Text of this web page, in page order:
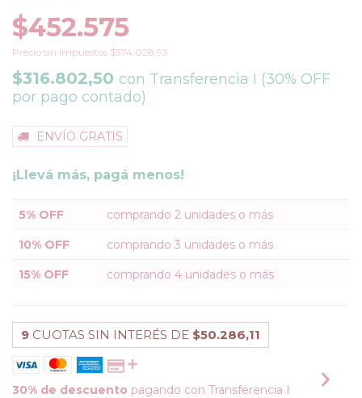
$452.575
Precio sin impuestos $374.028,93
$316.802,50 con Transferencia I (30% OFF
por pago contado)
ENVÍO GRATIS
¡Llevá más, pagá menos!
5% OFF comprando 2 unidades o más
10% OFF comprando 3 unidades o más
15% OFF comprando 4 unidades o más
9 CUOTAS SIN INTERÉS DE $50.286,11
30% de descuento pagando con Transferencia I